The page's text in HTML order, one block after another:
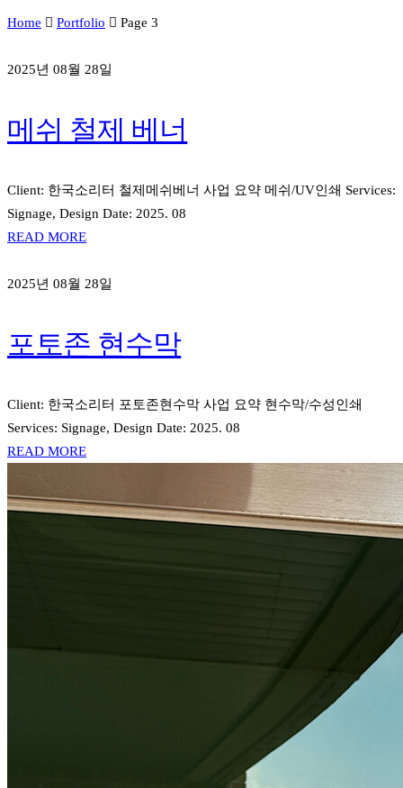
Home Portfolio Page 3
2025년 08월 28일
메쉬 철제 베너
Client: 한국소리터 철제메쉬베너 사업 요약 메쉬/UV인쇄 Services:
Signage, Design Date: 2025. 08
READ MORE
2025년 08월 28일
포토존 현수막
Client: 한국소리터 포토존현수막 사업 요약 현수막/수성인쇄
Services: Signage, Design Date: 2025. 08
READ MORE